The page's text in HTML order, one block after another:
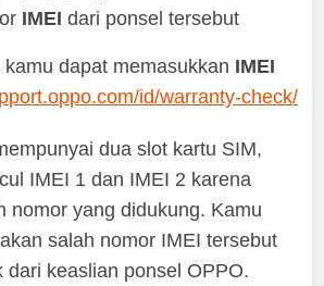
IMEI dari ponsel tersebut
dapat memasukkan IMEI
id/warranty-check/
dua slot kartu SIM,
IMEI 1 dan IMEI 2 karena
nomor yang didukung. Kamu
salah nomor IMEI tersebut
dari keaslian ponsel OPPO.